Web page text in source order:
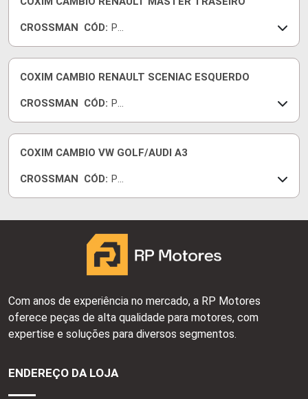
CROSSMAN CÓD: PS
75
6
COXIM CAMBIO RENAULT SCENIAC ESQUERDO
CROSSMAN CÓD: PS
28
6
COXIM CAMBIO VW GOLF/AUDI A3
CROSSMAN CÓD: PS
5
Com anos de experiência no mercado, a RP Motores
oferece peças de alta qualidade para motores, com
expertise e soluções para diversos segmentos.
ENDEREÇO DA LOJA